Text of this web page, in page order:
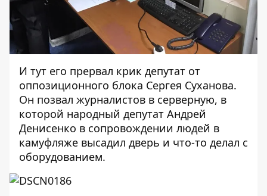
И тут его прервал крик депутат от
оппозиционного блока Сергея Суханова.
Он позвал журналистов в серверную, в
которой народный депутат Андрей
Денисенко в сопровождении людей в
камуфляже высадил дверь и что-то делал с
оборудованием.